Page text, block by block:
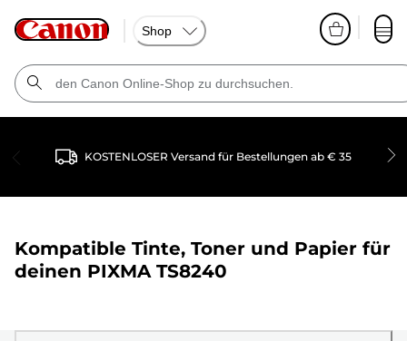
Shop
KOSTENLOSER Versand für Bestellungen ab € 35
Kompatible Tinte, Toner und Papier für
deinen PIXMA TS8240